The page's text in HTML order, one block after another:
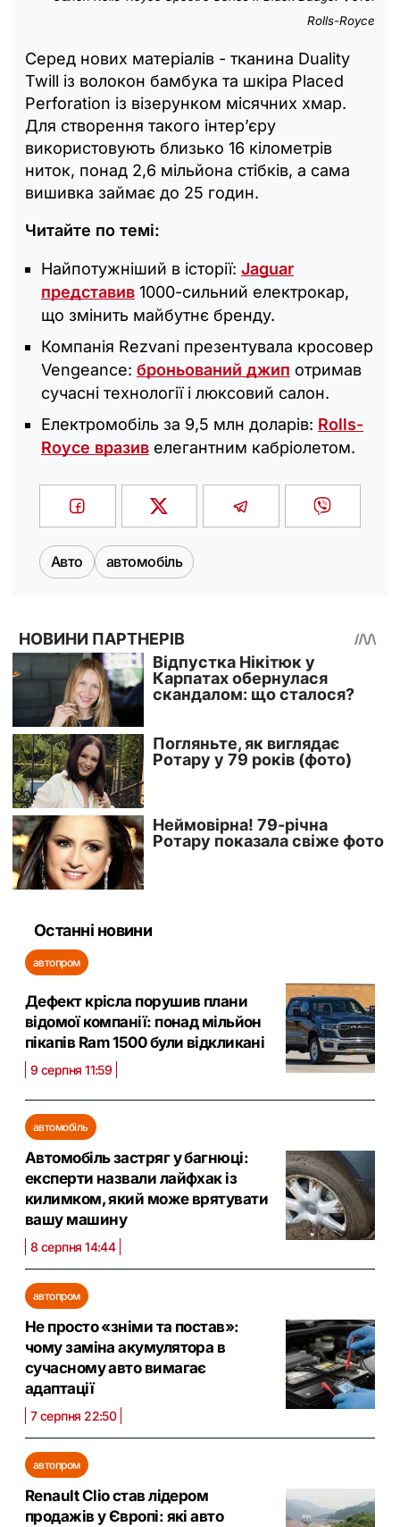
Rolls-Royce
Серед нових матеріалів - тканина Duality
Twill із волокон бамбука та шкіра Placed
Perforation із візерунком місячних хмар.
Для створення такого інтер’єру
використовують близько 16 кілометрів
ниток, понад 2,6 мільйона стібків, а сама
вишивка займає до 25 годин.
Читайте по темі:
Найпотужніший в історії: Jaguar
представив 1000-сильний електрокар,
що змінить майбутнє бренду.
Компанія Rezvani презентувала кросовер
Vengeance: броньований джип отримав
сучасні технології і люксовий салон.
Електромобіль за 9,5 млн доларів: Rolls-
Royce вразив елегантним кабріолетом.
Авто автомобіль
Останні новини
автопром
Дефект крісла порушив плани
відомої компанії: понад мільйон
пікапів Ram 1500 були відкликані
9 серпня 11:59
автомобіль
Автомобіль застряг у багнюці:
експерти назвали лайфхак із
килимком, який може врятувати
вашу машину
8 серпня 14:44
автопром
Не просто «зніми та постав»:
чому заміна акумулятора в
сучасному авто вимагає
адаптації
7 серпня 22:50
автопром
Renault Clio став лідером
продажів у Європі: які авто